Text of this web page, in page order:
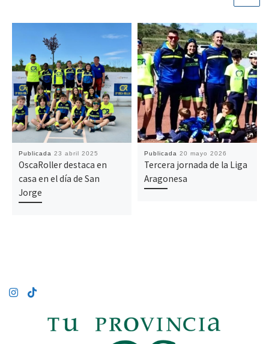
Publicada23 abril 2025
OscaRoller destaca en
casa en el día de San
Jorge
Publicada20 mayo 2026
Tercera jornada de la Liga
Aragonesa